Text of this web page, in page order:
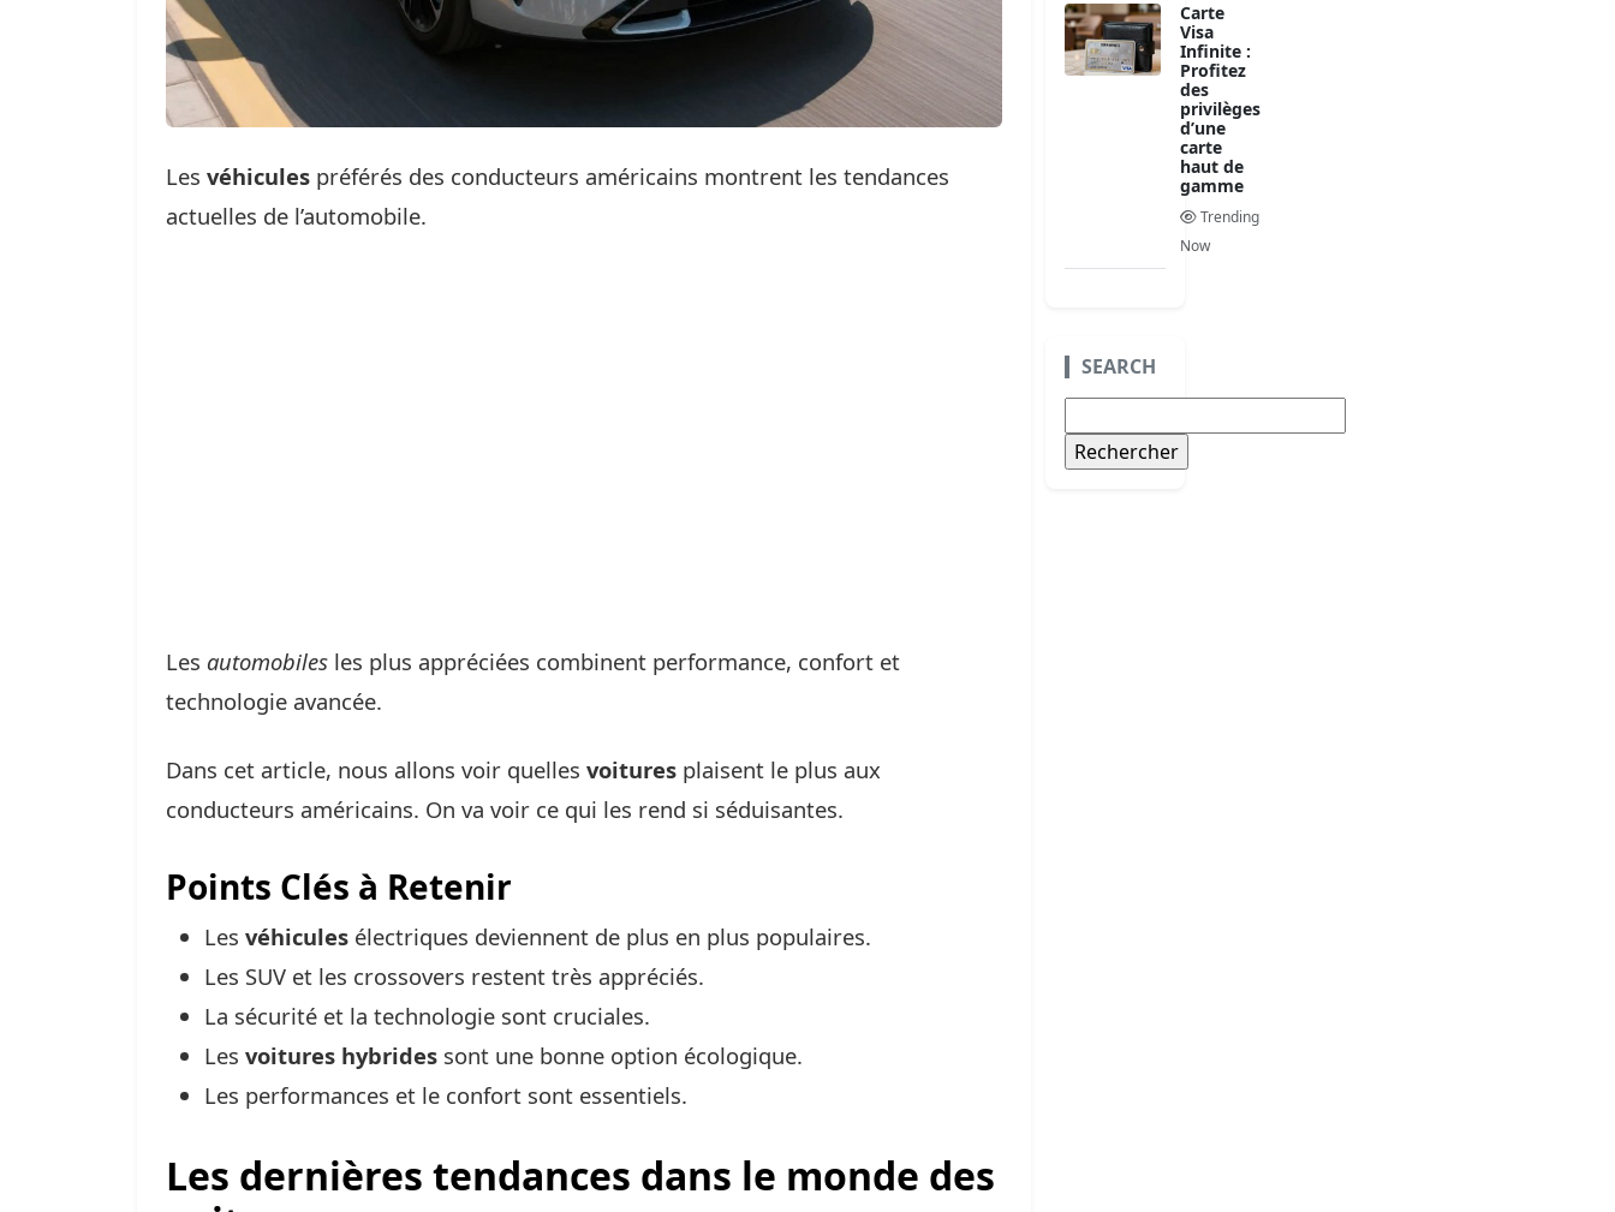
Les véhicules préférés des conducteurs américains montrent les tendances
actuelles de l’automobile.
Les automobiles les plus appréciées combinent performance, confort et
technologie avancée.
Dans cet article, nous allons voir quelles voitures plaisent le plus aux
conducteurs américains. On va voir ce qui les rend si séduisantes.
Points Clés à Retenir
Les véhicules électriques deviennent de plus en plus populaires.
Les SUV et les crossovers restent très appréciés.
La sécurité et la technologie sont cruciales.
Les voitures hybrides sont une bonne option écologique.
Les performances et le confort sont essentiels.
Les dernières tendances dans le monde des
Carte
Visa
Infinite :
Profitez
des
privilèges
d’une
carte
haut de
gamme
Trending
Now
SEARCH